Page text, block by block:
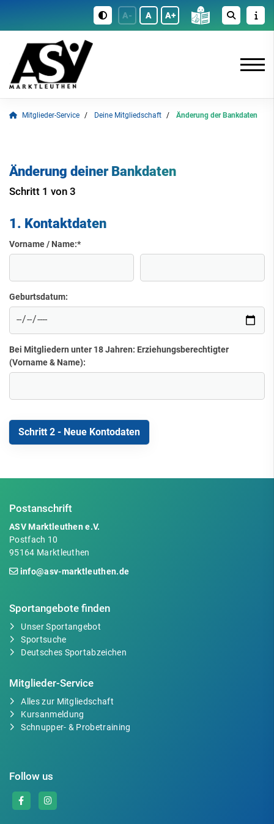
A- A A+
Mitglieder-Service Deine Mitgliedschaft Änderung der Bankdaten
Änderung deiner Bankdaten
Schritt 1 von 3
1. Kontaktdaten
Vorname / Name:*
Geburtsdatum:
Bei Mitgliedern unter 18 Jahren: Erziehungsberechtigter
(Vorname & Name):
Postanschrift
ASV Marktleuthen e.V.
Postfach 10
95164 Marktleuthen
info@asv-marktleuthen.de
Sportangebote finden
Unser Sportangebot
Sportsuche
Deutsches Sportabzeichen
Mitglieder-Service
Alles zur Mitgliedschaft
Kursanmeldung
Schnupper- & Probetraining
Follow us